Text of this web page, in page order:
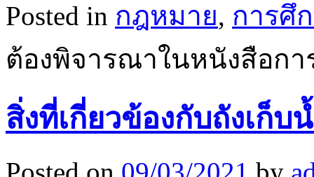
Posted in กฎหมาย, การศึ
ต้องพิจารณาในหนังสือกา
สิ่งที่เกี่ยวข้องกับถังเก็บ